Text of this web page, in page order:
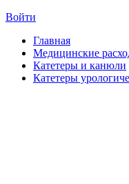
Войти
Главная
Медицинские
Катетеры и канюли
Катетеры